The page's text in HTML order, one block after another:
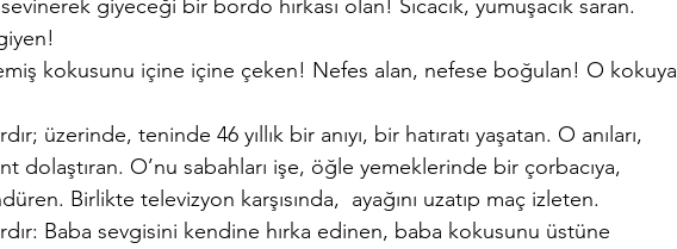
giyeceği bir bordo hırkası olan! Sıcacık, yumuşacık saran.
kokusunu içine içine çeken! Nefes alan, nefese boğulan! O kokuya
üzerinde, teninde 46 yıllık bir anıyı, bir hatıratı yaşatan. O anıları,
dolaştıran. O’nu sabahları işe, öğle yemeklerinde bir çorbacıya,
Birlikte televizyon karşısında,  ayağını uzatıp maç izleten.
Baba sevgisini kendine hırka edinen, baba kokusunu üstüne